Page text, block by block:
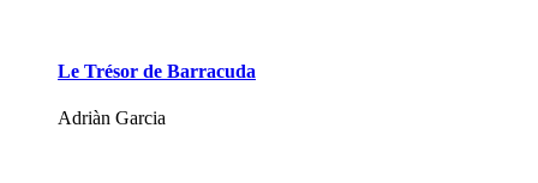
Le Trésor de Barracuda
Adriàn Garcia